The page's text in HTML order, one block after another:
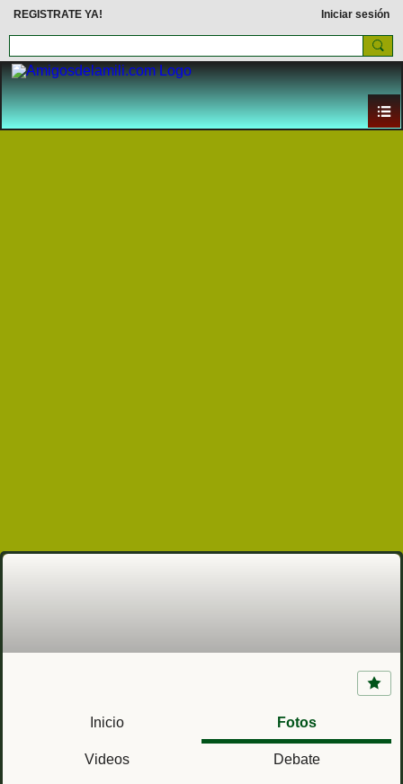
REGISTRATE YA! Iniciar sesión
Columnas Militares del bando sublevado
(guerra civil española)
Inicio Fotos
Videos Debate